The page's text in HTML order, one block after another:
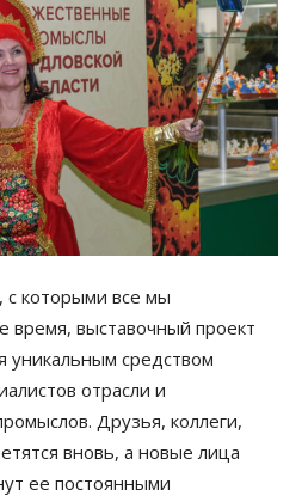
с которыми все мы
время, выставочный проект
уникальным средством
отрасли и
Друзья, коллеги,
вновь, а новые лица
ее постоянными